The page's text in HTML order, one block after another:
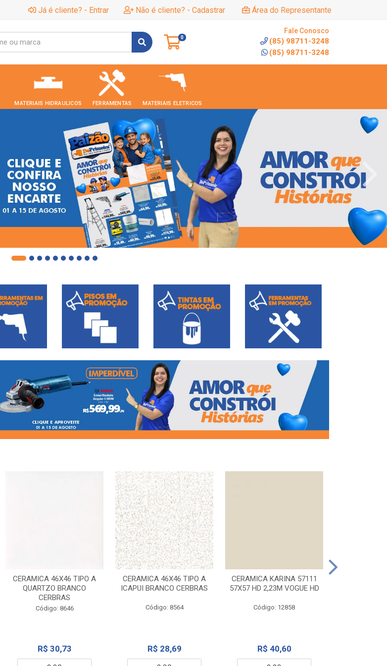
Já é cliente? - Entrar Não é cliente? - Cadastrar Área do Representante
0
Fale Conosco
(85) 98711-3248
(85) 98711-3248
MATERIAIS HIDRAULICOS FERRAMENTAS MATERIAIS ELETRICOS
CERAMICA 46X46 TIPO A
QUARTZO BRANCO
CERBRAS
Código: 8646
R$ 30,73
CERAMICA 46X46 TIPO A
ICAPUI BRANCO CERBRAS
Código: 8564
R$ 28,69
CERAMICA KARINA 57111
57X57 HD 2,23M VOGUE HD
Código: 12858
R$ 40,60